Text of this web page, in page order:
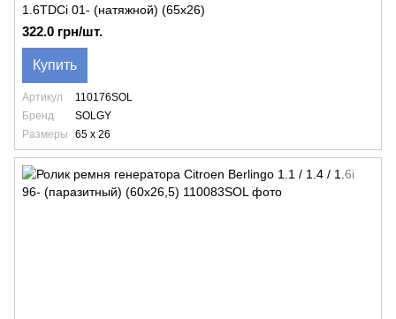
1.6TDCi 01- (натяжной) (65x26)
322.0 грн/шт.
Купить
Артикул
110176SOL
Бренд
SOLGY
Размеры
65 x 26